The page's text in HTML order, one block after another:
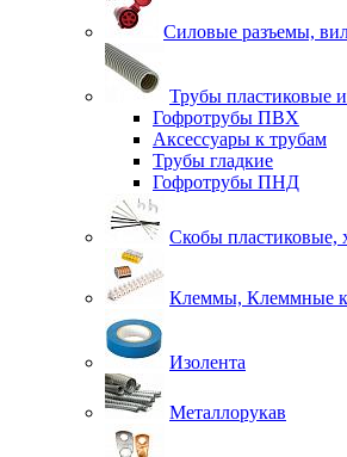
Силовые разъемы,
Трубы пластиковые
Гофротрубы ПВХ
Аксессуары к трубам
Трубы гладкие
Гофротрубы ПНД
Скобы пластиковые,
Клеммы, Клеммные
Изолента
Металлорукав